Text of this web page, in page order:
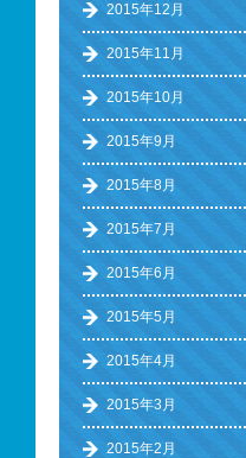
2015年12月
2015年11月
2015年10月
2015年9月
2015年8月
2015年7月
2015年6月
2015年5月
2015年4月
2015年3月
2015年2月